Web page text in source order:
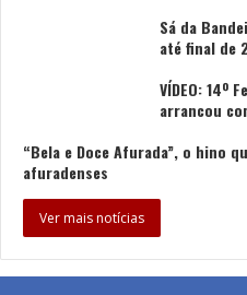
Sá da
até final de
VÍDEO: 14º
arrancou
“Bela e Doce Afurada”, o hino
afuradenses
Ver mais notícias